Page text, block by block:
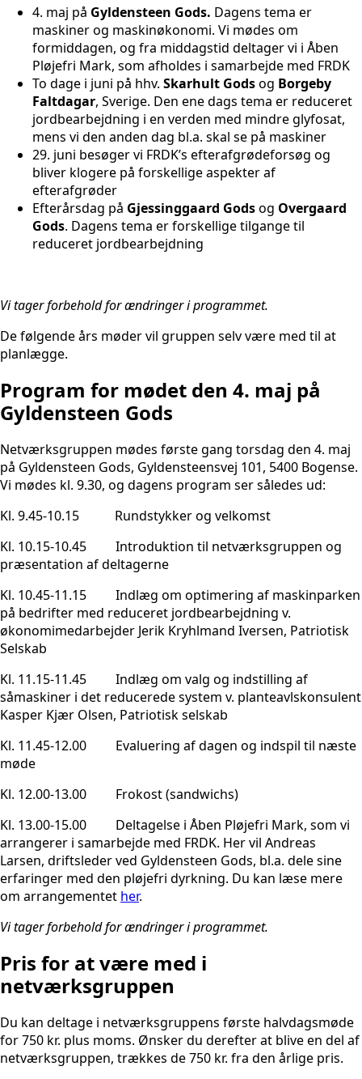
4. maj på Gyldensteen Gods. Dagens tema er
maskiner og maskinøkonomi. Vi mødes om
formiddagen, og fra middagstid deltager vi i Åben
Pløjefri Mark, som afholdes i samarbejde med FRDK
To dage i juni på hhv. Skarhult Godsog Borgeby
Faltdagar, Sverige. Den ene dags tema er reduceret
jordbearbejdning i en verden med mindre glyfosat,
mens vi den anden dag bl.a. skal se på maskiner
29. juni besøger vi FRDK’s efterafgrødeforsøg og
bliver klogere på forskellige aspekter af
efterafgrøder
Efterårsdag på Gjessinggaard Godsog Overgaard
Gods. Dagens tema er forskellige tilgange til
reduceret jordbearbejdning
Vi tager forbehold for ændringer i programmet.
De følgende års møder vil gruppen selv være med til at
planlægge.
Program for mødet den 4. maj på
Gyldensteen Gods
Netværksgruppen mødes første gang torsdag den 4. maj
på Gyldensteen Gods, Gyldensteensvej 101, 5400 Bogense.
Vi mødes kl. 9.30, og dagens program ser således ud:
Kl. 9.45-10.15 Rundstykker og velkomst
Kl. 10.15-10.45 Introduktion til netværksgruppen og
præsentation af deltagerne
Kl. 10.45-11.15 Indlæg om optimering af maskinparken
på bedrifter med reduceret jordbearbejdning v.
økonomimedarbejder Jerik Kryhlmand Iversen, Patriotisk
Selskab
Kl. 11.15-11.45 Indlæg om valg og indstilling af
såmaskiner i det reducerede system v. planteavlskonsulent
Kasper Kjær Olsen, Patriotisk selskab
Kl. 11.45-12.00 Evaluering af dagen og indspil til næste
møde
Kl. 12.00-13.00 Frokost (sandwichs)
Kl. 13.00-15.00 Deltagelse i Åben Pløjefri Mark, som vi
arrangerer i samarbejde med FRDK. Her vil Andreas
Larsen, driftsleder ved Gyldensteen Gods, bl.a. dele sine
erfaringer med den pløjefri dyrkning. Du kan læse mere
om arrangementet her.
Vi tager forbehold for ændringer i programmet.
Pris for at være med i
netværksgruppen
Du kan deltage i netværksgruppens første halvdagsmøde
for 750 kr. plus moms. Ønsker du derefter at blive en del af
netværksgruppen, trækkes de 750 kr. fra den årlige pris.